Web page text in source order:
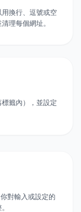
換行、逗號或空
理每個網址。
籤內），並設定
對輸入或設定的